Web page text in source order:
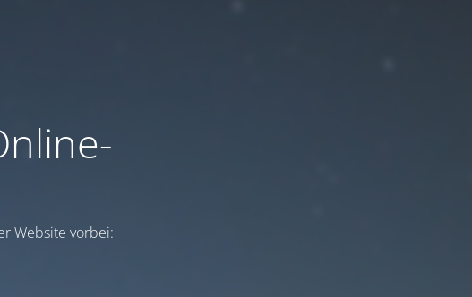
Website vorbei: